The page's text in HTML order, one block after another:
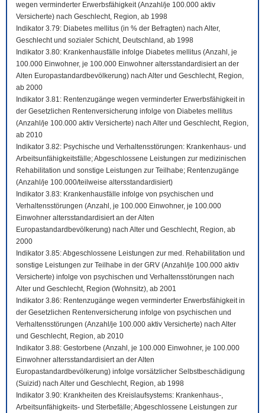
wegen verminderter Erwerbsfähigkeit (Anzahl/je 100.000 aktiv
Versicherte) nach Geschlecht, Region, ab 1998
Indikator 3.79: Diabetes mellitus (in % der Befragten) nach Alter,
Geschlecht und sozialer Schicht, Deutschland, ab 1998
Indikator 3.80: Krankenhausfälle infolge Diabetes mellitus (Anzahl, je
100.000 Einwohner, je 100.000 Einwohner altersstandardisiert an der
Alten Europastandardbevölkerung) nach Alter und Geschlecht, Region,
ab 2000
Indikator 3.81: Rentenzugänge wegen verminderter Erwerbsfähigkeit in
der Gesetzlichen Rentenversicherung infolge von Diabetes mellitus
(Anzahl/je 100.000 aktiv Versicherte) nach Alter und Geschlecht, Region,
ab 2010
Indikator 3.82: Psychische und Verhaltensstörungen: Krankenhaus- und
Arbeitsunfähigkeitsfälle; Abgeschlossene Leistungen zur medizinischen
Rehabilitation und sonstige Leistungen zur Teilhabe; Rentenzugänge
(Anzahl/je 100.000/teilweise altersstandardisiert)
Indikator 3.83: Krankenhausfälle infolge von psychischen und
Verhaltensstörungen (Anzahl, je 100.000 Einwohner, je 100.000
Einwohner altersstandardisiert an der Alten
Europastandardbevölkerung) nach Alter und Geschlecht, Region, ab
2000
Indikator 3.85: Abgeschlossene Leistungen zur med. Rehabilitation und
sonstige Leistungen zur Teilhabe in der GRV (Anzahl/je 100.000 aktiv
Versicherte) infolge von psychischen und Verhaltensstörungen nach
Alter und Geschlecht, Region (Wohnsitz), ab 2001
Indikator 3.86: Rentenzugänge wegen verminderter Erwerbsfähigkeit in
der Gesetzlichen Rentenversicherung infolge von psychischen und
Verhaltensstörungen (Anzahl/je 100.000 aktiv Versicherte) nach Alter
und Geschlecht, Region, ab 2010
Indikator 3.88: Gestorbene (Anzahl, je 100.000 Einwohner, je 100.000
Einwohner altersstandardisiert an der Alten
Europastandardbevölkerung) infolge vorsätzlicher Selbstbeschädigung
(Suizid) nach Alter und Geschlecht, Region, ab 1998
Indikator 3.90: Krankheiten des Kreislaufsystems: Krankenhaus-,
Arbeitsunfähigkeits- und Sterbefälle; Abgeschlossene Leistungen zur